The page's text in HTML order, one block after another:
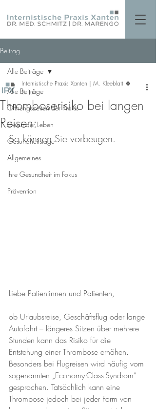
Beitrag
Alle Beiträge
Öffnungszeiten der Praxis
Gesünder Leben
Gesundheitstage
Allgemeines
Ihre Gesundheit im Fokus
Prävention
Alle Beiträge
Thromboserisiko bei langen
Reisen:
Internistische Praxis Xanten | M. Kleeblatt 🍀
8. Juli
So können Sie vorbeugen.
Liebe Patientinnen und Patienten,
ob Urlaubsreise, Geschäftsflug oder lange
Autofahrt – längeres Sitzen über mehrere
Stunden kann das Risiko für die
Entstehung einer Thrombose erhöhen.
Besonders bei Flugreisen wird häufig vom
sogenannten „Economy-Class-Syndrom“
gesprochen. Tatsächlich kann eine
Thrombose jedoch bei jeder Form von